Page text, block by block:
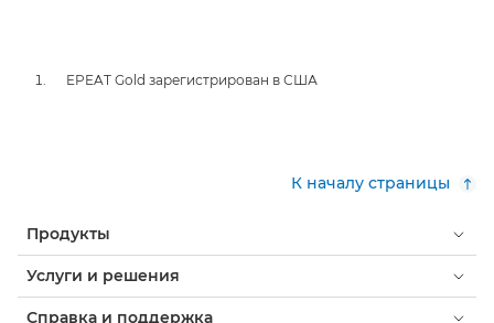
EPEAT Gold зарегистрирован в США
К началу страницы
Продукты
Услуги и решения
Справка и поддержка